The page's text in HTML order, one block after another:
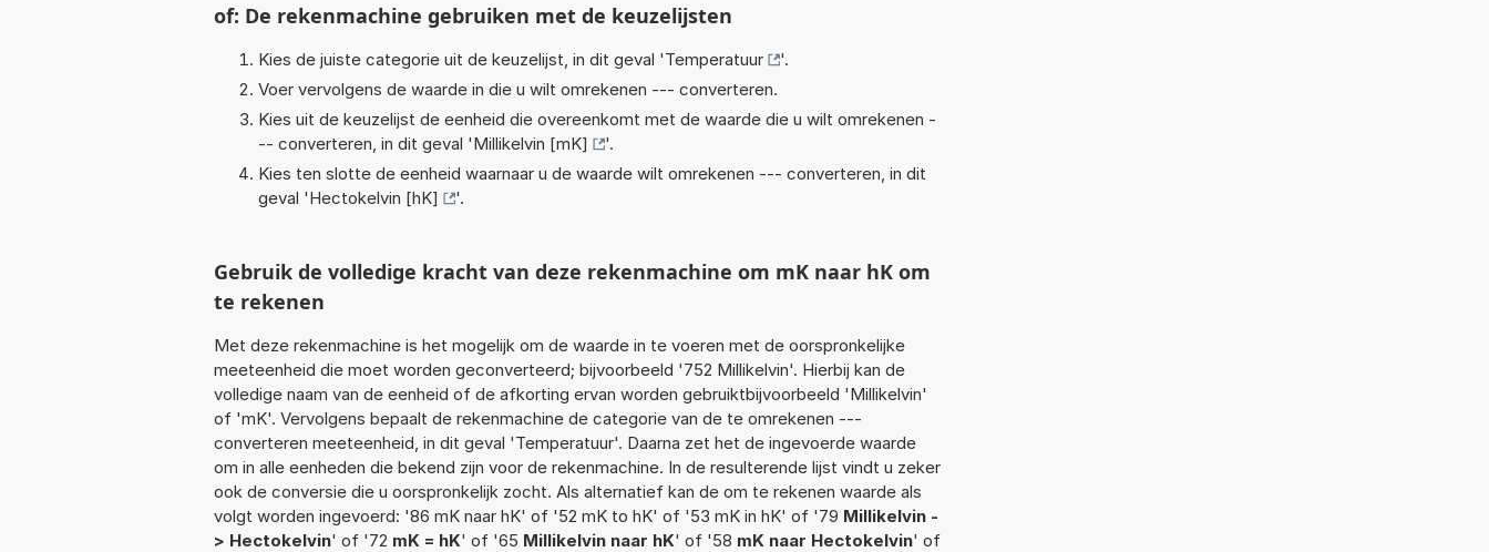
of: De rekenmachine gebruiken met de keuzelijsten
Kies de juiste categorie uit de keuzelijst, in dit geval 'Temperatuur
'.
Voer vervolgens de waarde in die u wilt omrekenen --- converteren.
Kies uit de keuzelijst de eenheid die overeenkomt met de waarde die u wilt omrekenen -
-- converteren, in dit geval 'Millikelvin [mK]
'.
Kies ten slotte de eenheid waarnaar u de waarde wilt omrekenen --- converteren, in dit
geval 'Hectokelvin [hK] '.
Gebruik de volledige kracht van deze rekenmachine om mK naar hK om
te rekenen
Met deze rekenmachine is het mogelijk om de waarde in te voeren met de oorspronkelijke
meeteenheid die moet worden geconverteerd; bijvoorbeeld '752 Millikelvin'. Hierbij kan de
volledige naam van de eenheid of de afkorting ervan worden gebruiktbijvoorbeeld 'Millikelvin'
of 'mK'. Vervolgens bepaalt de rekenmachine de categorie van de te omrekenen ---
converteren meeteenheid, in dit geval 'Temperatuur'. Daarna zet het de ingevoerde waarde
om in alle eenheden die bekend zijn voor de rekenmachine. In de resulterende lijst vindt u zeker
ook de conversie die u oorspronkelijk zocht. Als alternatief kan de om te rekenen waarde als
volgt worden ingevoerd: '86 mK naar hK' of '52 mK to hK' of '53 mK in hK' of '79 Millikelvin -
> Hectokelvin' of '72 mK = hK' of '65 Millikelvin naar hK' of '58 mK naar Hectokelvin' of